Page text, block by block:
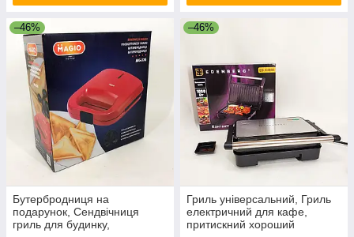
–46%
Бутербродниця на
подарунок, Сендвічниця
гриль для будинку,
–46%
Гриль універсальний, Гриль
електричний для кафе,
притискний хороший